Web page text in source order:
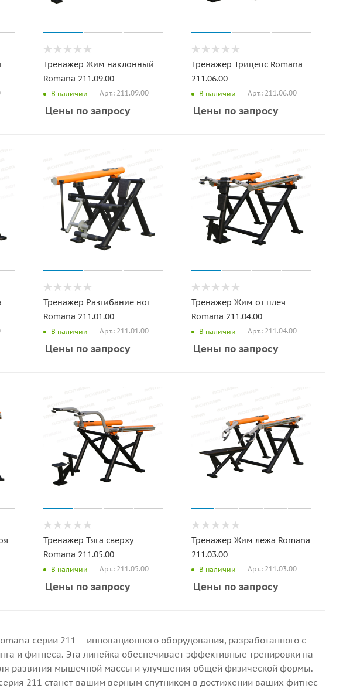
Тренажер Жим наклонный
Romana 211.09.00
В наличии Арт.: 211.09.00
Цены по запросу
Тренажер Трицепс Romana
211.06.00
В наличии Арт.: 211.06.00
Цены по запросу
Тренажер Разгибание ног
Romana 211.01.00
В наличии Арт.: 211.01.00
Цены по запросу
Тренажер Жим от плеч
Romana 211.04.00
В наличии Арт.: 211.04.00
Цены по запросу
Тренажер Тяга сверху
Romana 211.05.00
В наличии Арт.: 211.05.00
Цены по запросу
Тренажер Жим лежа Romana
211.03.00
В наличии Арт.: 211.03.00
Цены по запросу
серии 211 – инновационного оборудования, разработанного с
и фитнеса. Эта линейка обеспечивает эффективные тренировки на
развития мышечной массы и улучшения общей физической формы.
211 станет вашим верным спутником в достижении ваших фитнес-